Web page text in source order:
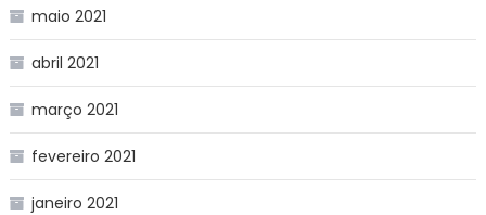
maio 2021
abril 2021
março 2021
fevereiro 2021
janeiro 2021